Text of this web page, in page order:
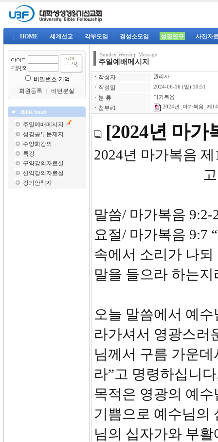
HOME 세계선교 각부모임 경성소모임 성경연구 사진자
비밀번호 기억
회원등록
비번분실
Bible Study
주일예배메시지
성경공부문제지
수양회강의
특강
구약강의자료실
신약강의자료실
강의안책자
Sunday Worship Message
주일예배메시지
ㆍ 작성자 관리자
ㆍ 작성일 2024-06-16 (일) 10:51
ㆍ 분 류 마가복음
ㆍ 첨부#1 2024년_마가복음_제
[2024년 마가
2024년
고
말씀/ 마가복음 9:2-
요절/ 마가복음 9:7
속에서 소리가 나
말을 들으라 하는지
오늘 말씀에서 예
라가셔서 영광스러
님께서 구름 가운
라”고 명령하십니
목적은 영광의 예
기쁨으로 예수님의
님의 십자가와 부